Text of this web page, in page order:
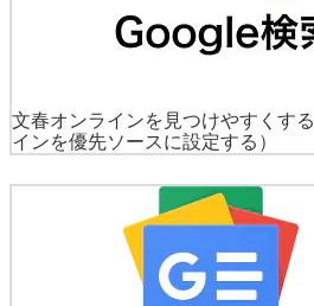
文春オンラインを見つけやすくする
インを優先ソースに設定する）